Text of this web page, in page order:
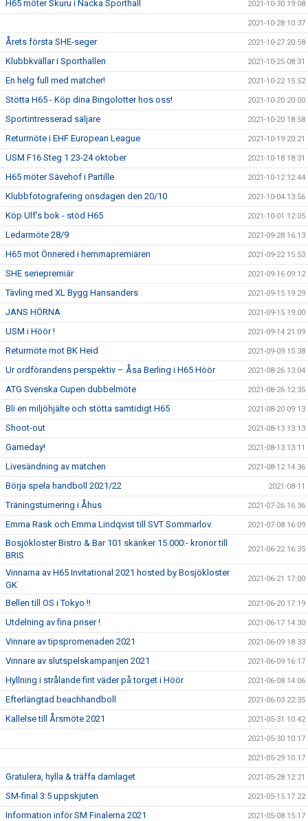
H65 möter Skuru i Nacka Sporthall 2021-10-30 19:08
2021-10-28 10:37
Årets första SHE-seger 2021-10-27 20:58
Klubbkvällar i Sporthallen 2021-10-25 08:31
En helg full med matcher! 2021-10-22 15:52
Stötta H65 - Köp dina Bingolotter hos oss! 2021-10-20 20:00
Sportintresserad säljare 2021-10-20 18:58
Returmöte i EHF European League 2021-10-19 20:21
USM F16 Steg 1 23-24 oktober 2021-10-18 18:31
H65 möter Sävehof i Partille 2021-10-12 12:44
Klubbfotografering onsdagen den 20/10 2021-10-04 13:56
Köp Ulf’s bok - stöd H65 2021-10-01 12:05
Ledarmöte 28/9 2021-09-28 16:13
H65 mot Önnered i hemmapremiären 2021-09-22 15:53
SHE seriepremiär 2021-09-16 09:12
Tävling med XL Bygg Hansanders 2021-09-15 19:29
JANS HÖRNA 2021-09-15 19:00
USM i Höör ! 2021-09-14 21:09
Returmöte mot BK Heid 2021-09-09 15:38
Ur ordförandens perspektiv – Åsa Berling i H65 Höör 2021-08-26 13:04
ATG Svenska Cupen dubbelmöte 2021-08-26 12:35
Bli en miljöhjälte och stötta samtidigt H65 2021-08-20 09:13
Shoot-out 2021-08-13 13:13
Gameday! 2021-08-13 13:11
Livesändning av matchen 2021-08-12 14:36
Börja spela handboll 2021/22 2021-08-11
Träningsturnering i Åhus 2021-07-26 16:36
Emma Rask och Emma Lindqvist till SVT Sommarlov 2021-07-08 16:09
Bosjökloster Bistro & Bar 101 skänker 15.000:- kronor till
BRIS
2021-06-22 16:35
Vinnarna av H65 Invitational 2021 hosted by Bosjökloster
GK
2021-06-21 17:00
Bellen till OS i Tokyo !! 2021-06-20 17:19
Utdelning av fina priser ! 2021-06-17 14:30
Vinnare av tipspromenaden 2021 2021-06-09 18:33
Vinnare av slutspelskampanjen 2021 2021-06-09 16:17
Hyllning i strålande fint väder på torget i Höör 2021-06-08 14:06
Efterlängtad beachhandboll 2021-06-03 22:35
Kallelse till Årsmöte 2021 2021-05-31 10:42
2021-05-30 10:17
2021-05-29 10:17
Gratulera, hylla & träffa damlaget 2021-05-28 12:21
SM-final 3:5 uppskjuten 2021-05-15 17:22
Information inför SM Finalerna 2021 2021-05-08 15:17